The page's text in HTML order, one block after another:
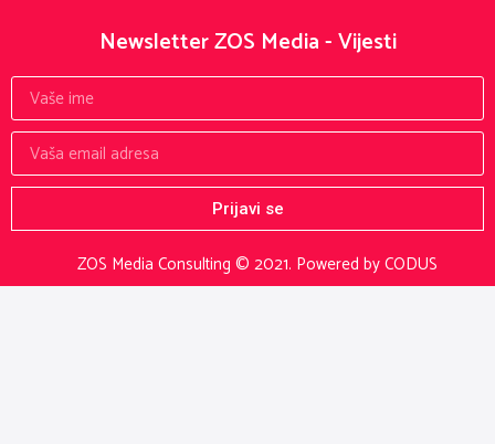
ZOS Media Consulting © 2021. Powered by CODUS
Newsletter ZOS Media - Vijesti
Prijavi se